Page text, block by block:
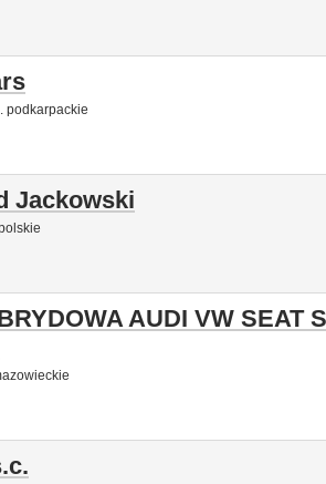
podkarpackie
Jackowski
AUDI VW SEAT